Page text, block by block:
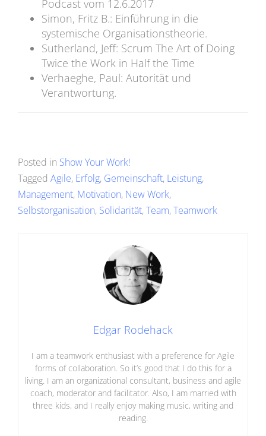
Podcast vom 12.6.2017
Simon, Fritz B.: Einführung in die
systemische Organisationstheorie.
Sutherland, Jeff: Scrum The Art of Doing
Twice the Work in Half the Time
Verhaeghe, Paul: Autorität und
Verantwortung.
Posted in Show Your Work!
Tagged Agile, Erfolg, Gemeinschaft, Leistung,
Management, Motivation, New Work,
Selbstorganisation, Solidarität,Team,Teamwork
Edgar Rodehack
I am a teamwork enthusiast with a preference for Agile
forms of collaboration. So it’s good that I do this for a
living. I am an organizational consultant, business and agile
coach, moderator and facilitator. Also, I am married with
three kids, and I really enjoy making music, writing and
reading.